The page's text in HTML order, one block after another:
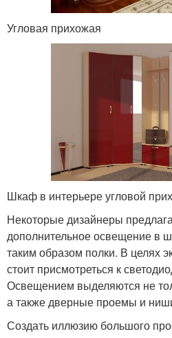
Угловая прихожая
Шкаф в интерьере угловой
Некоторые дизайнеры
дополнительное освещение в
таким образом полки. В целях
стоит присмотреться к
Освещением выделяются не
а также дверные проемы и
Создать иллюзию большого